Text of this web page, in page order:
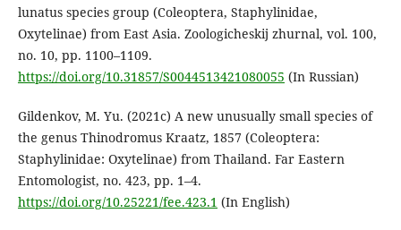
lunatus species group (Coleoptera, Staphylinidae,
Oxytelinae) from East Asia. Zoologicheskij zhurnal, vol. 100,
no. 10, pp. 1100–1109.
https://doi.org/10.31857/S0044513421080055 (In Russian)
Gildenkov, M. Yu. (2021c) A new unusually small species of
the genus Thinodromus Kraatz, 1857 (Coleoptera:
Staphylinidae: Oxytelinae) from Thailand. Far Eastern
Entomologist, no. 423, pp. 1–4.
https://doi.org/10.25221/fee.423.1 (In English)